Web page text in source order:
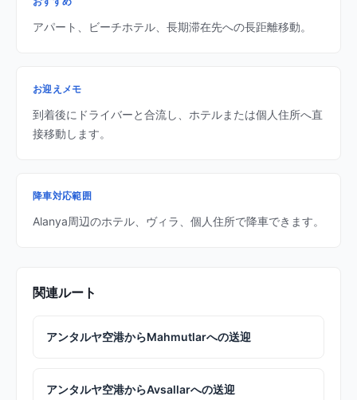
アパート、ビーチホテル、長期滞在先への長距離移動。
お迎えメモ
到着後にドライバーと合流し、ホテルまたは個人住所へ直
接移動します。
降車対応範囲
Alanya周辺のホテル、ヴィラ、個人住所で降車できます。
関連ルート
アンタルヤ空港からMahmutlarへの送迎
アンタルヤ空港からAvsallarへの送迎